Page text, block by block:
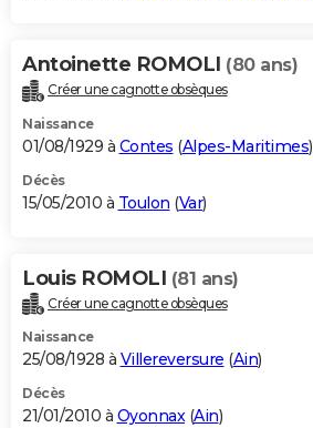
Antoinette ROMOLI (80 ans)
Créer une cagnotte obsèques
Naissance
01/08/1929 à Contes (Alpes-Maritimes)
Décès
15/05/2010 à Toulon (Var)
Louis ROMOLI (81 ans)
Créer une cagnotte obsèques
Naissance
25/08/1928 à Villereversure (Ain)
Décès
21/01/2010 à Oyonnax(Ain)